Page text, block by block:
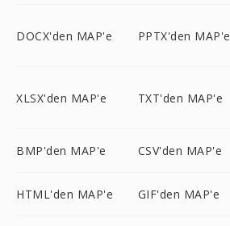
DOCX'den MAP'e PPTX'den MAP'e
XLSX'den MAP'e TXT'den MAP'e
BMP'den MAP'e CSV'den MAP'e
HTML'den MAP'e GIF'den MAP'e